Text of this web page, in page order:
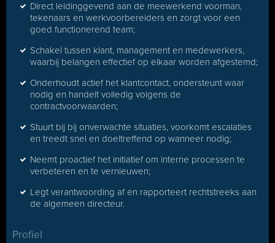
Direct leidinggevend aan de meewerkend voorman,
tekenaars en werkvoorbereiders en zorgt voor een
goed functionerend team;
Schakel tussen klant, management en medewerkers,
waarbij belangen effectief op elkaar worden afgestemd;
Onderhoudt actief het klantcontact, ondersteunt waar
nodig en handelt volledig volgens de
contractvoorwaarden;
Stuurt bij bij onverwachte situaties, voorkomt escalaties
en treedt snel en doeltreffend op wanneer nodig;
Neemt proactief het initiatief om interne processen te
verbeteren en te vernieuwen;
Legt verantwoording af en rapporteert rechtstreeks aan
de algemeen directeur.
Profiel